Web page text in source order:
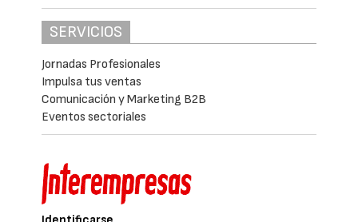
SERVICIOS
Jornadas Profesionales
Impulsa tus ventas
Comunicación y Marketing B2B
Eventos sectoriales